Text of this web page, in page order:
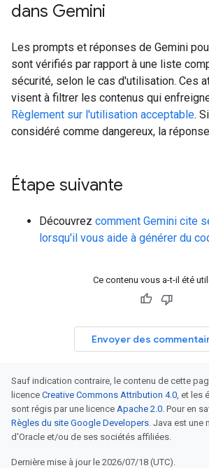
dans Gemini
Les prompts et réponses de Gemini
sont vérifiés par rapport à une liste
sécurité, selon le cas d'utilisation. Ces
visent à filtrer les contenus qui
Règlement sur l'utilisation acceptable.
considéré comme dangereux, la
Étape suivante
Découvrez comment Gemini cite
lorsqu'il vous aide à générer du
Ce contenu vous a-t-il été
Envoyer des
Sauf indication contraire, le contenu de cette
licence Creative Commons Attribution 4.0, et les
sont régis par une licence Apache 2.0. Pour en
Règles du site Google Developers. Java est une
d'Oracle et/ou de ses sociétés affiliées.
Dernière mise à jour le 2026/07/18 (UTC).